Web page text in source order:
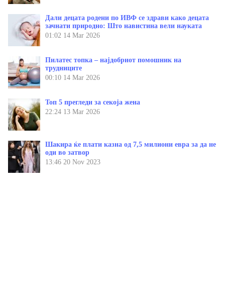
Дали децата родени по ИВФ се здрави како децата
зачнати природно: Што навистина вели науката
01:02 14 Mar 2026
Пилатес топка – најдобриот помошник на
трудниците
00:10 14 Mar 2026
Топ 5 прегледи за секоја жена
22:24 13 Mar 2026
Шакира ќе плати казна од 7,5 милиони евра за да не
оди во затвор
13:46 20 Nov 2023